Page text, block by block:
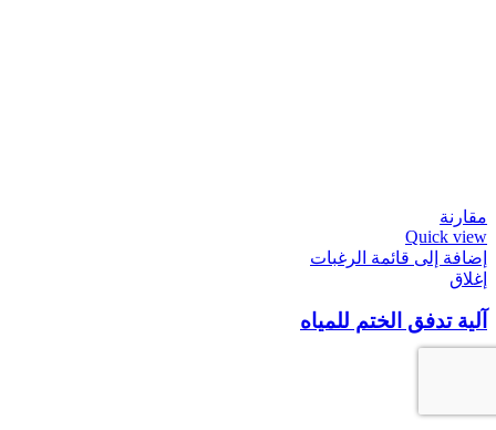
مقارنة
Quick view
إضافة إلى قائمة الرغبات
إغلاق
آلية تدفق الختم للمياه